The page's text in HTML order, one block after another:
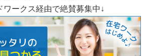
ワークス経由で絶賛募集中↓